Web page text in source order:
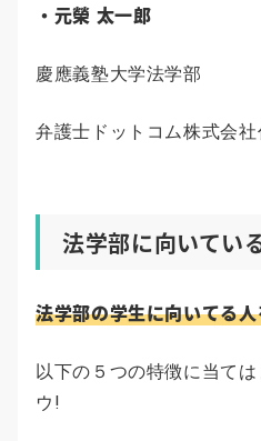
・元榮 太一郎
慶應義塾大学法学部
弁護士ドットコム株式会
法学部に向いてい
法学部の学生に向いてる
以下の５つの特徴に当て
ウ!